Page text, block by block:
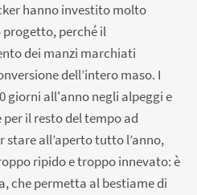
hanno investito molto
perché il
dei manzi marchiati
dell’intero maso. I
giorni all'anno negli alpeggi e
il resto del tempo ad
all’aperto tutto l’anno,
ripido e troppo innevato: è
che permetta al bestiame di